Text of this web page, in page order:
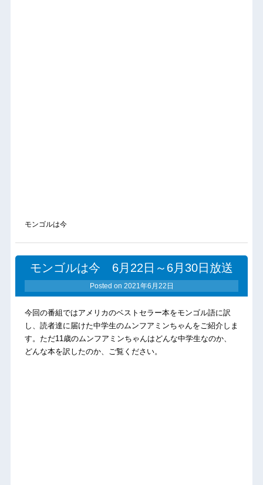
モンゴルは今
モンゴルは今 6月22日～6月30日放送
Posted on 2021年6月22日
今回の番組ではアメリカのベストセラー本をモンゴル語に訳
し、読者達に届けた中学生のムンフアミンちゃんをご紹介しま
す。ただ11歳のムンフアミンちゃんはどんな中学生なのか、
どんな本を訳したのか、ご覧ください。